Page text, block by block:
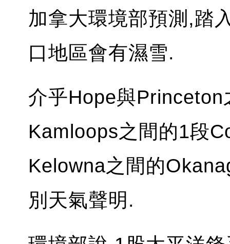
加拿大環境部預測,踏
口地區會有濕雪.
介乎Hope與
Kamloops之間的1段
Kelowna之間的
別天氣聲明.